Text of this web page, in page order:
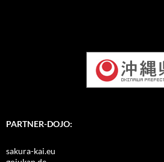
PARTNER-DOJO:
sakura-kai.eu